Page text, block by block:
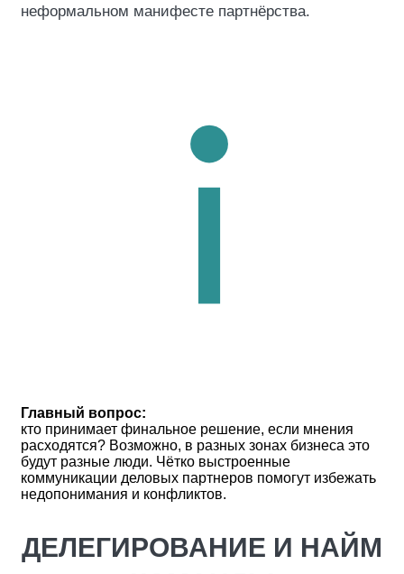
неформальном манифесте партнёрства.
Главный вопрос:
кто принимает финальное решение, если мнения
расходятся? Возможно, в разных зонах бизнеса это
будут разные люди. Чётко выстроенные
коммуникации деловых партнеров помогут избежать
недопонимания и конфликтов.
ДЕЛЕГИРОВАНИЕ И НАЙМ